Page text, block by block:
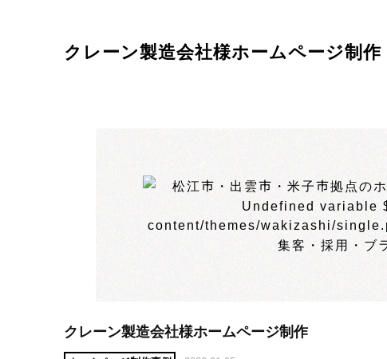
クレーン製造会社様ホームページ制作
クレーン製造会社様ホームページ制作